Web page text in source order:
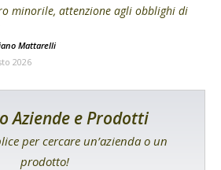
minorile, attenzione agli obblighi di
Mattarelli
2026
Aziende e Prodotti
per cercare un’azienda o un
prodotto!